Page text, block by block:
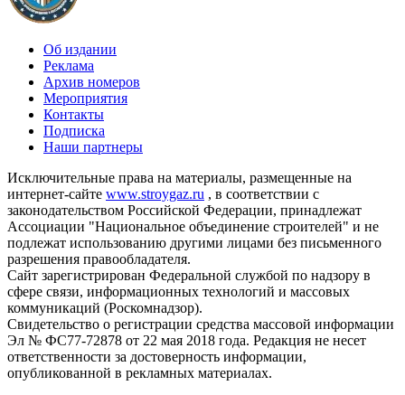
Об издании
Реклама
Архив номеров
Мероприятия
Контакты
Подписка
Наши партнеры
Исключительные права на материалы, размещенные на
интернет-сайте www.stroygaz.ru , в соответствии с
законодательством Российской Федерации, принадлежат
Ассоциации "Национальное объединение строителей" и не
подлежат использованию другими лицами без письменного
разрешения правообладателя.
Сайт зарегистрирован Федеральной службой по надзору в
сфере связи, информационных технологий и массовых
коммуникаций (Роскомнадзор).
Свидетельство о регистрации средства массовой информации
Эл № ФС77-72878 от 22 мая 2018 года. Редакция не несет
ответственности за достоверность информации,
опубликованной в рекламных материалах.